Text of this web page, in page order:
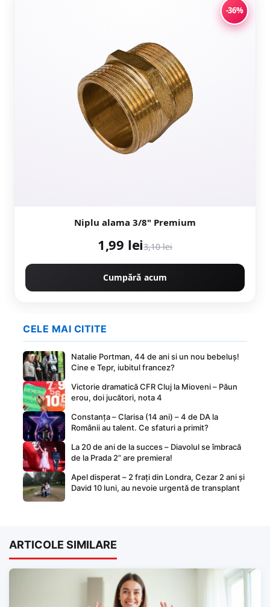
-36%
Niplu alama 3/8" Premium
1,99 lei3,10 lei
Cumpără acum
CELE MAI CITITE
Natalie Portman, 44 de ani si un nou bebeluș!
Cine e Tepr, iubitul francez?
Victorie dramatică CFR Cluj la Mioveni – Păun
erou, doi jucători, nota 4
Constanța – Clarisa (14 ani) – 4 de DA la
Românii au talent. Ce sfaturi a primit?
La 20 de ani de la succes – Diavolul se îmbracă
de la Prada 2” are premiera!
Apel disperat – 2 frați din Londra, Cezar 2 ani și
David 10 luni, au nevoie urgentă de transplant
ARTICOLE SIMILARE